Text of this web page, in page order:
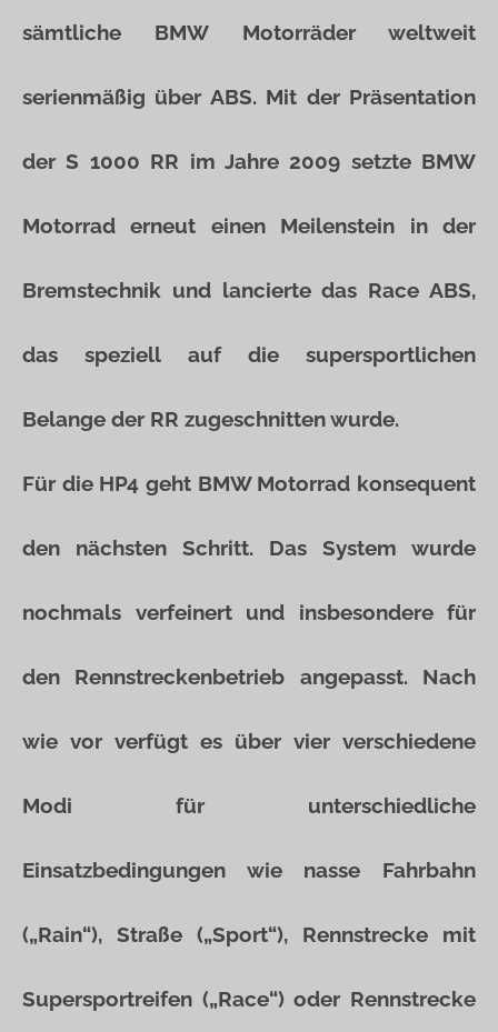
sämtliche BMW Motorräder weltweit
serienmäßig über ABS. Mit der Präsentation
der S 1000 RR im Jahre 2009 setzte BMW
Motorrad erneut einen Meilenstein in der
Bremstechnik und lancierte das Race ABS,
das speziell auf die supersportlichen
Belange der RR zugeschnitten wurde.
Für die HP4 geht BMW Motorrad konsequent
den nächsten Schritt. Das System wurde
nochmals verfeinert und insbesondere für
den Rennstreckenbetrieb angepasst. Nach
wie vor verfügt es über vier verschiedene
Modi für unterschiedliche
Einsatzbedingungen wie nasse Fahrbahn
(„Rain“), Straße („Sport“), Rennstrecke mit
Supersportreifen („Race“) oder Rennstrecke